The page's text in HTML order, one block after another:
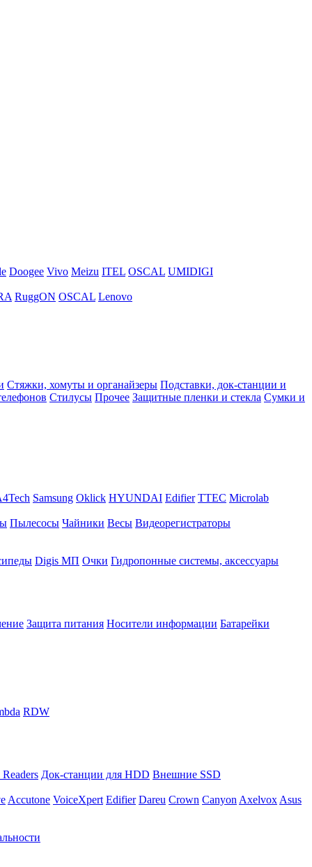
Doogee Vivo Meizu ITEL OSCAL UMIDIGI
RuggON OSCAL Lenovo
Стяжки, хомуты и органайзеры Подставки, док-станции и
Стилусы Прочее Защитные пленки и стекла Сумки и
Samsung Oklick HYUNDAI Edifier TTEC Microlab
Пылесосы Чайники Весы Видеорегистраторы
Digis МП Очки Гидропонные системы, аксессуары
Защита питания Носители информации Батарейки
RDW
Док-станции для HDD Внешние SSD
Accutone VoiceXpert Edifier Dareu Crown Canyon Axelvox Asus